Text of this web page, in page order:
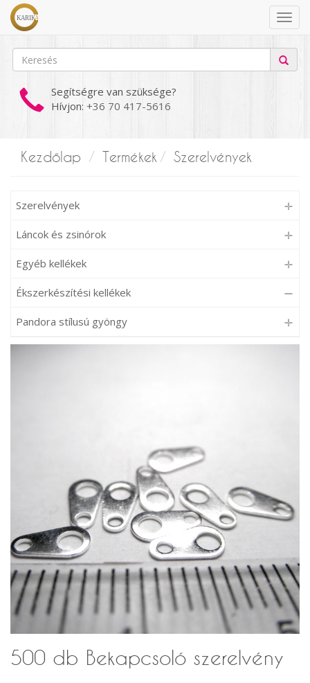
Segítségre van szüksége?
Hívjon: +36 70 417-5616
Kezdőlap Termékek Szerelvények
Szerelvények
Láncok és zsinórok
Egyéb kellékek
Ékszerkészítési kellékek
Pandora stílusú gyöngy
500 db Bekapcsoló szerelvény